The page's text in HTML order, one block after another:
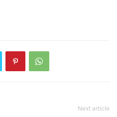
Next article